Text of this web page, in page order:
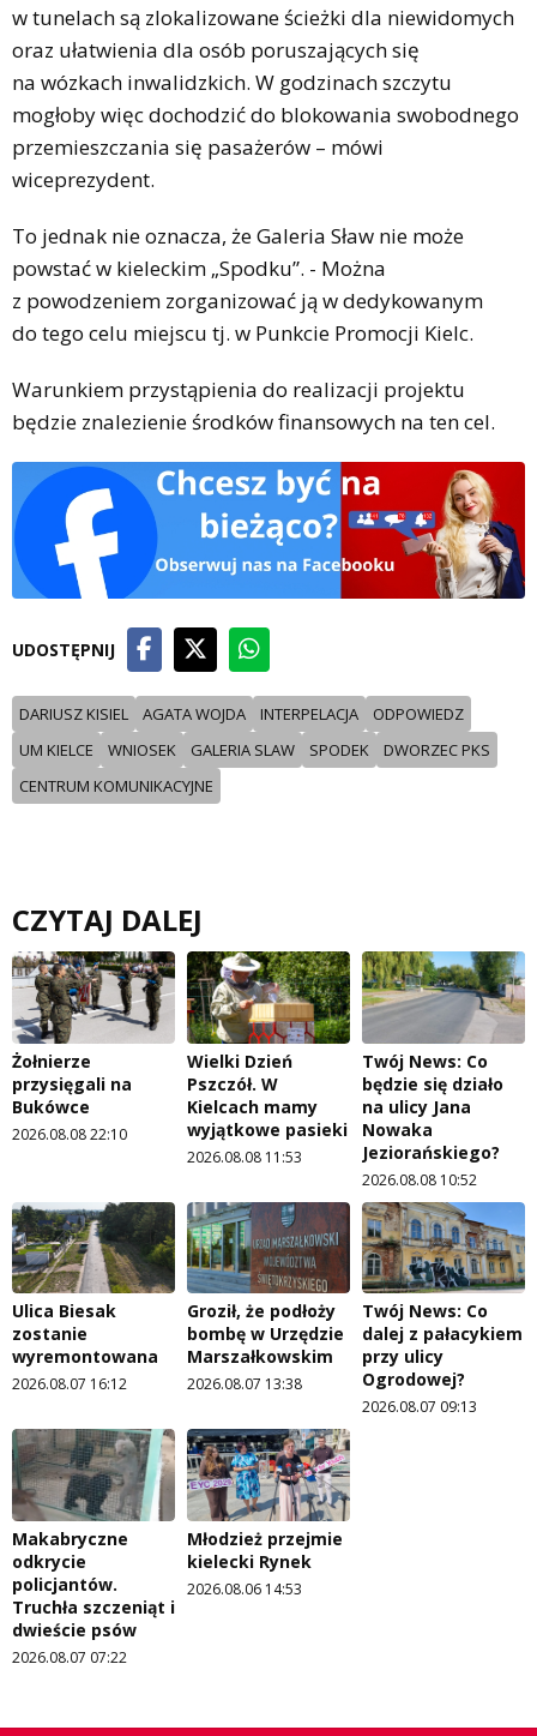
w tunelach są zlokalizowane ścieżki dla niewidomych
oraz ułatwienia dla osób poruszających się
na wózkach inwalidzkich. W godzinach szczytu
mogłoby więc dochodzić do blokowania swobodnego
przemieszczania się pasażerów – mówi
wiceprezydent.
To jednak nie oznacza, że Galeria Sław nie może
powstać w kieleckim „Spodku”. - Można
z powodzeniem zorganizować ją w dedykowanym
do tego celu miejscu tj. w Punkcie Promocji Kielc.
Warunkiem przystąpienia do realizacji projektu
będzie znalezienie środków finansowych na ten cel.
UDOSTĘPNIJ
DARIUSZ KISIEL AGATA WOJDA INTERPELACJA
ODPOWIEDZ
UM KIELCE
WNIOSEK GALERIA SLAW SPODEK
DWORZEC PKS
CENTRUM KOMUNIKACYJNE
CZYTAJ DALEJ
Żołnierze
przysięgali na
Bukówce
2026.08.08 22:10
Wielki Dzień
Pszczół. W
Kielcach mamy
wyjątkowe pasieki
2026.08.08 11:53
Twój News: Co
będzie się działo
na ulicy Jana
Nowaka
Jeziorańskiego?
2026.08.08 10:52
Ulica Biesak
zostanie
wyremontowana
2026.08.07 16:12
Groził, że podłoży
bombę w Urzędzie
Marszałkowskim
2026.08.07 13:38
Twój News: Co
dalej z pałacykiem
przy ulicy
Ogrodowej?
2026.08.07 09:13
Makabryczne
odkrycie
policjantów.
Truchła szczeniąt i
dwieście psów
2026.08.07 07:22
Młodzież przejmie
kielecki Rynek
2026.08.06 14:53